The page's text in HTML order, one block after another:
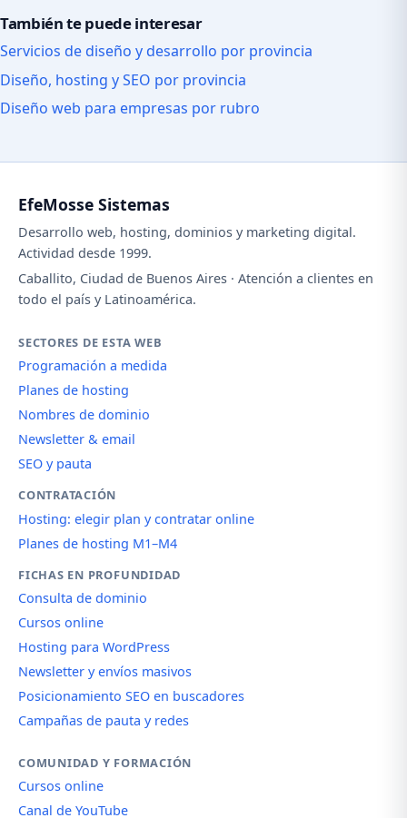
También te puede interesar
Servicios de diseño y desarrollo por provincia
Diseño, hosting y SEO por provincia
Diseño web para empresas por rubro
EfeMosse Sistemas
Desarrollo web, hosting, dominios y marketing digital.
Actividad desde 1999.
Caballito, Ciudad de Buenos Aires · Atención a clientes en
todo el país y Latinoamérica.
SECTORES DE ESTA WEB
Programación a medida
Planes de hosting
Nombres de dominio
Newsletter & email
SEO y pauta
CONTRATACIÓN
Hosting: elegir plan y contratar online
Planes de hosting M1–M4
FICHAS EN PROFUNDIDAD
Consulta de dominio
Cursos online
Hosting para WordPress
Newsletter y envíos masivos
Posicionamiento SEO en buscadores
Campañas de pauta y redes
COMUNIDAD Y FORMACIÓN
Cursos online
Canal de YouTube